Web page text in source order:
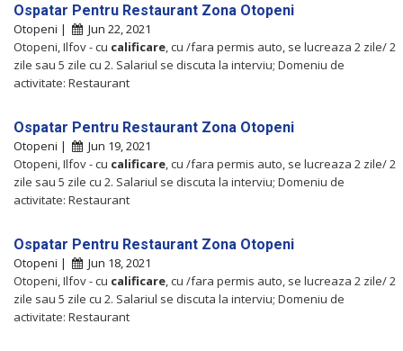
Ospatar Pentru Restaurant Zona Otopeni
Otopeni |
Jun 22, 2021
Otopeni, Ilfov - cu calificare , cu /fara permis auto, se lucreaza 2 zile/ 2
zile sau 5 zile cu 2. Salariul se discuta la interviu; Domeniu de
activitate: Restaurant
Ospatar Pentru Restaurant Zona Otopeni
Otopeni |
Jun 19, 2021
Otopeni, Ilfov - cu calificare , cu /fara permis auto, se lucreaza 2 zile/ 2
zile sau 5 zile cu 2. Salariul se discuta la interviu; Domeniu de
activitate: Restaurant
Ospatar Pentru Restaurant Zona Otopeni
Otopeni |
Jun 18, 2021
Otopeni, Ilfov - cu calificare , cu /fara permis auto, se lucreaza 2 zile/ 2
zile sau 5 zile cu 2. Salariul se discuta la interviu; Domeniu de
activitate: Restaurant